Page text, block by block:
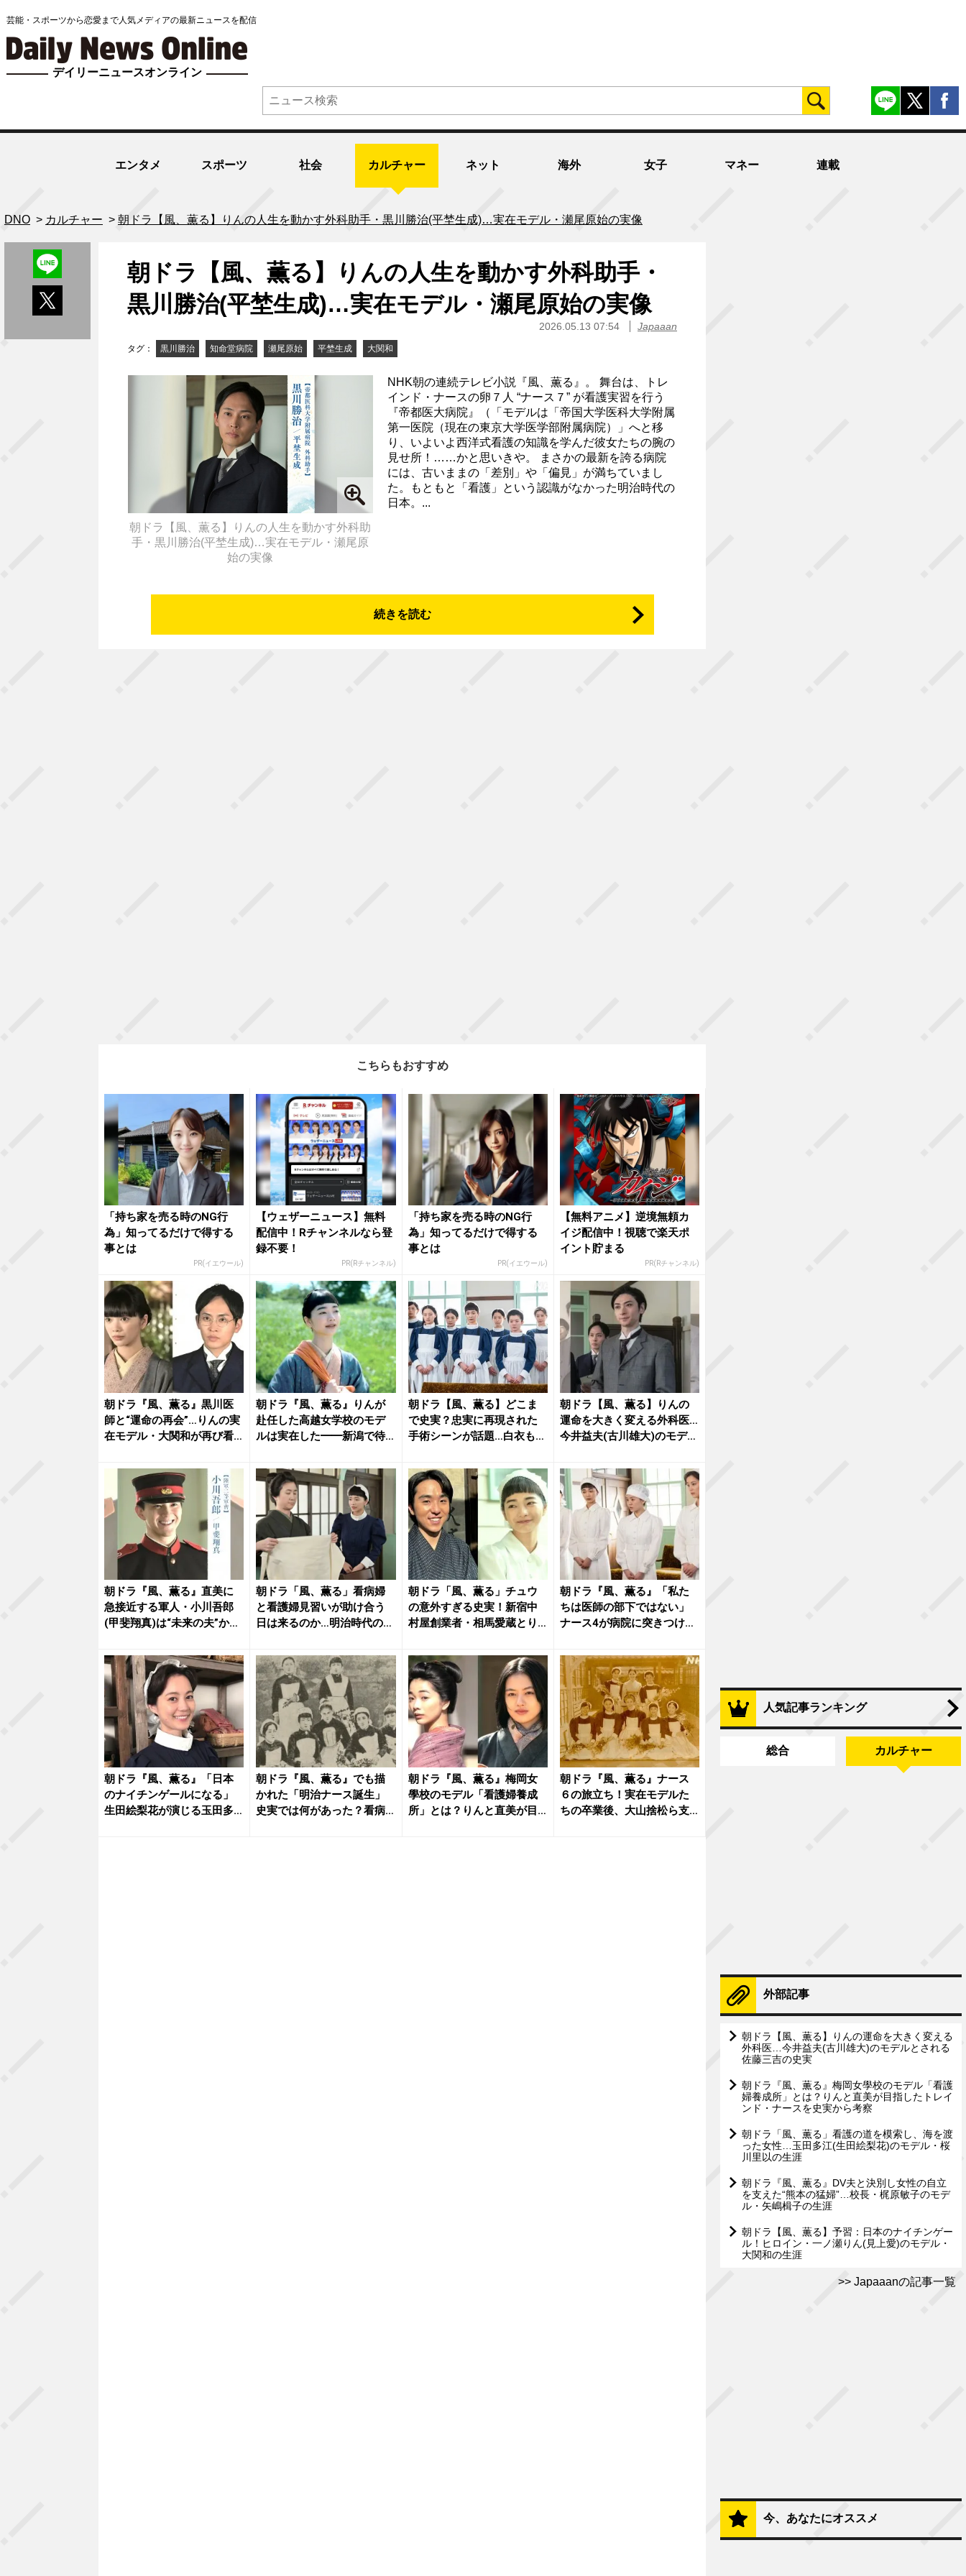
芸能・スポーツから恋愛まで人気メディアの最新ニュースを配信
デイリーニュースオンライン
エンタメ スポーツ 社会 カルチャー ネット 海外 女子 マネー 連載
DNO > カルチャー > 朝ドラ【風、薫る】りんの人生を動かす外科助手・黒川勝治(平埜生成)…実在モデル・瀬尾原始の実像
朝ドラ【風、薫る】りんの人生を動かす外科助手・
黒川勝治(平埜生成)…実在モデル・瀬尾原始の実像
2026.05.13 07:54 Japaaan
タグ： 黒川勝治 知命堂病院 瀬尾原始 平埜生成 大関和
朝ドラ【風、薫る】りんの人生を動かす外科助
手・黒川勝治(平埜生成)…実在モデル・瀬尾原
始の実像
NHK朝の連続テレビ小説『風、薫る』。 舞台は、トレ
インド・ナースの卵７人 “ナース７” が看護実習を行う
『帝都医大病院』（「モデルは「帝国大学医科大学附属
第一医院（現在の東京大学医学部附属病院）」へと移
り、いよいよ西洋式看護の知識を学んだ彼女たちの腕の
見せ所！……かと思いきや。 まさかの最新を誇る病院
には、古いままの「差別」や「偏見」が満ちていまし
た。もともと「看護」という認識がなかった明治時代の
日本。...
続きを読む
こちらもおすすめ
「持ち家を売る時のNG行
為」知ってるだけで得する
事とは
PR(イエウール)
【ウェザーニュース】無料
配信中！Rチャンネルなら登
録不要！
PR(Rチャンネル)
「持ち家を売る時のNG行
為」知ってるだけで得する
事とは
PR(イエウール)
【無料アニメ】逆境無頼カ
イジ配信中！視聴で楽天ポ
イント貯まる
PR(Rチャンネル)
朝ドラ『風、薫る』黒川医
師と“運命の再会”…りんの実
在モデル・大関和が再び看
朝ドラ『風、薫る』りんが
赴任した高越女学校のモデ
ルは実在した━━新潟で待
朝ドラ【風、薫る】どこま
で史実？忠実に再現された
手術シーンが話題…白衣も手
朝ドラ【風、薫る】りんの
運命を大きく変える外科医…
今井益夫(古川雄大)のモデル
朝ドラ『風、薫る』直美に
急接近する軍人・小川吾郎
(甲斐翔真)は“未来の夫”か？
朝ドラ「風、薫る」看病婦
と看護婦見習いが助け合う
日は来るのか…明治時代の看
朝ドラ「風、薫る」チュウ
の意外すぎる史実！新宿中
村屋創業者・相馬愛蔵とり
朝ドラ『風、薫る』「私た
ちは医師の部下ではない」
ナース4が病院に突きつけ
朝ドラ『風、薫る』「日本
のナイチンゲールになる」
生田絵梨花が演じる玉田多
朝ドラ『風、薫る』でも描
かれた「明治ナース誕生」
史実では何があった？看病
朝ドラ『風、薫る』梅岡女
學校のモデル「看護婦養成
所」とは？りんと直美が目
朝ドラ『風、薫る』ナース
６の旅立ち！実在モデルた
ちの卒業後、大山捨松ら支
人気記事ランキング
総合 カルチャー
外部記事
朝ドラ【風、薫る】りんの運命を大きく変える
外科医…今井益夫(古川雄大)のモデルとされる
佐藤三吉の史実
朝ドラ『風、薫る』梅岡女學校のモデル「看護
婦養成所」とは？りんと直美が目指したトレイ
ンド・ナースを史実から考察
朝ドラ「風、薫る」看護の道を模索し、海を渡
った女性…玉田多江(生田絵梨花)のモデル・桜
川里以の生涯
朝ドラ『風、薫る』DV夫と決別し女性の自立
を支えた“熊本の猛婦”…校長・梶原敏子のモデ
ル・矢嶋楫子の生涯
朝ドラ【風、薫る】予習：日本のナイチンゲー
ル！ヒロイン・一ノ瀬りん(見上愛)のモデル・
大関和の生涯
Japaaanの記事一覧
今、あなたにオススメ